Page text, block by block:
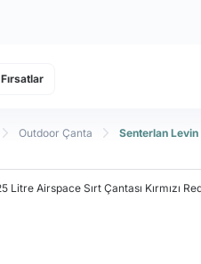
Fırsatlar
Outdoor Çanta Senterlan Levin